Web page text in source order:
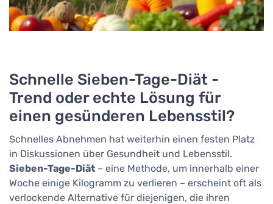
Schnelle Sieben-Tage-Diät -
Trend oder echte Lösung für
einen gesünderen Lebensstil?
Schnelles Abnehmen hat weiterhin einen festen Platz
in Diskussionen über Gesundheit und Lebensstil.
Sieben-Tage-Diät – eine Methode, um innerhalb einer
Woche einige Kilogramm zu verlieren – erscheint oft als
verlockende Alternative für diejenigen, die ihren